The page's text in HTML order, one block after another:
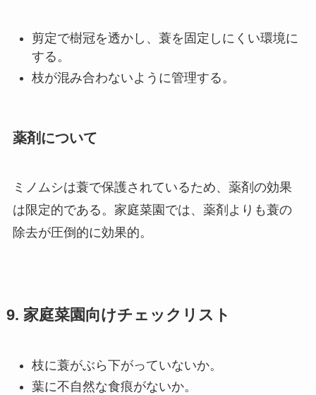
剪定で樹冠を透かし、蓑を固定しにくい環境に
する。
枝が混み合わないように管理する。
薬剤について
ミノムシは蓑で保護されているため、薬剤の効果
は限定的である。家庭菜園では、薬剤よりも蓑の
除去が圧倒的に効果的。
9. 家庭菜園向けチェックリスト
枝に蓑がぶら下がっていないか。
葉に不自然な食痕がないか。